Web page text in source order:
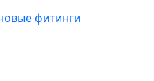
фитинги